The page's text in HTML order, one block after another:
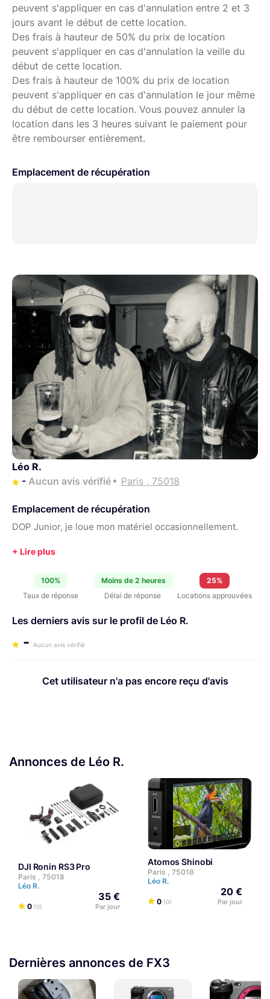
peuvent s'appliquer en cas d'annulation entre 2 et 3
jours avant le début de cette location.
Des frais à hauteur de 50% du prix de location
peuvent s'appliquer en cas d'annulation la veille du
début de cette location.
Des frais à hauteur de 100% du prix de location
peuvent s'appliquer en cas d'annulation le jour même
du début de cette location. Vous pouvez annuler la
location dans les 3 heures suivant le paiement pour
être rembourser entièrement.
Emplacement de récupération
Léo R.
- Aucun avis vérifié Paris , 75018
Emplacement de récupération
DOP Junior, je loue mon matériel occasionnellement.
100%
Taux de réponse
Moins de 2 heures
Délai de réponse
25%
Locations approuvées
Les derniers avis sur le profil de Léo R.
- Aucun avis vérifié
Cet utilisateur n'a pas encore reçu d'avis
Annonces de Léo R.
DJI Ronin RS3 Pro
Paris , 75018
Léo R.
0 (0)
35 €
Par jour
Atomos Shinobi
Paris , 75018
Léo R.
0 (0)
20 €
Par jour
Dernières annonces de FX3